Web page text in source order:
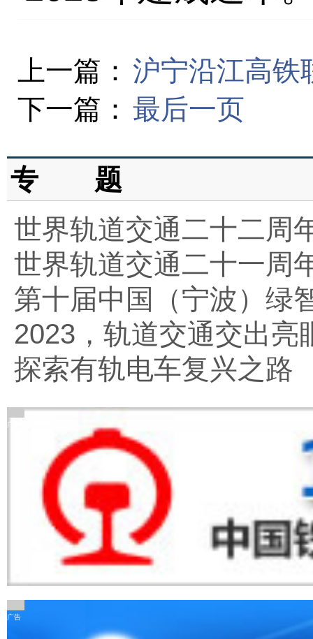
上一篇： 沪宁沿江高铁
下一篇： 最后一页
专 题
世界轨道交通二十二周
世界轨道交通二十一周
第十届中国（宁波）绿
2023，轨道交通交出亮
探索有轨电车复兴之路
广告
广告